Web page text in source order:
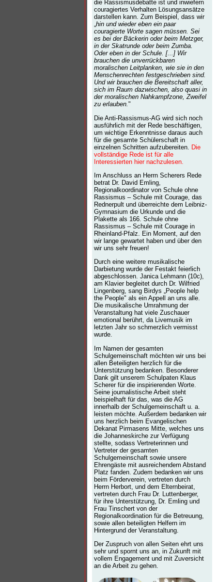
die Rassismusdebatte ist und inwiefern
couragiertes Verhalten Lösungsansätze
darstellen kann. Zum Beispiel, dass wir
„hin und wieder eben ein paar
couragierte Worte sagen müssen. Sei
es bei der Bäckerin oder beim Metzger,
in der Skatrunde oder beim Zumba.
Oder eben in der Schule. [...] Wir
brauchen die unverrückbaren
moralischen Leitplanken, wie sie in den
Menschenrechten festgeschrieben sind.
Und wir brauchen die Bereitschaft aller,
sich im Raum dazwischen, also quasi in
der moralischen Nahkampfzone, Zweifel
zu erlauben."
Die Anti-Rassismus-AG wird sich noch
ausführlich mit der Rede beschäftigen,
um wichtige Erkenntnisse daraus auch
für die gesamte Schülerschaft in
einzelnen Schritten aufzubereiten. Die
vollständige Rede ist für alle
Interessierten hier nachzulesen.
Im Anschluss an Herrn Scherers Rede
betrat Dr. David Emling,
Regionalkoordinator von Schule ohne
Rassismus – Schule mit Courage, das
Rednerpult und überreichte dem Leibniz-
Gymnasium die Urkunde und die
Plakette als 166. Schule ohne
Rassismus – Schule mit Courage in
Rheinland-Pfalz. Ein Moment, auf den
wir lange gewartet haben und über den
wir uns sehr freuen!
Durch eine weitere musikalische
Darbietung wurde der Festakt feierlich
abgeschlossen. Janica Lehmann (10c),
am Klavier begleitet durch Dr. Wilfried
Lingenberg, sang Birdys „People help
the People" als ein Appell an uns alle.
Die musikalische Umrahmung der
Veranstaltung hat viele Zuschauer
emotional berührt, da Livemusik im
letzten Jahr so schmerzlich vermisst
wurde.
Im Namen der gesamten
Schulgemeinschaft möchten wir uns bei
allen Beteiligten herzlich für die
Unterstützung bedanken. Besonderer
Dank gilt unserem Schulpaten Klaus
Scherer für die inspirierenden Worte.
Seine journalistische Arbeit steht
beispielhaft für das, was die AG
innerhalb der Schulgemeinschaft u. a.
leisten möchte. Außerdem bedanken wir
uns herzlich beim Evangelischen
Dekanat Pirmasens Mitte, welches uns
die Johanneskirche zur Verfügung
stellte, sodass Vertreterinnen und
Vertreter der gesamten
Schulgemeinschaft sowie unsere
Ehrengäste mit ausreichendem Abstand
Platz fanden. Zudem bedanken wir uns
beim Förderverein, vertreten durch
Herrn Herbort, und dem Elternbeirat,
vertreten durch Frau Dr. Luttenberger,
für ihre Unterstützung, Dr. Emling und
Frau Tinschert von der
Regionalkoordination für die Betreuung,
sowie allen beteiligten Helfern im
Hintergrund der Veranstaltung.
Der Zuspruch von allen Seiten ehrt uns
sehr und spornt uns an, in Zukunft mit
vollem Engagement und mit Zuversicht
an die Arbeit zu gehen.